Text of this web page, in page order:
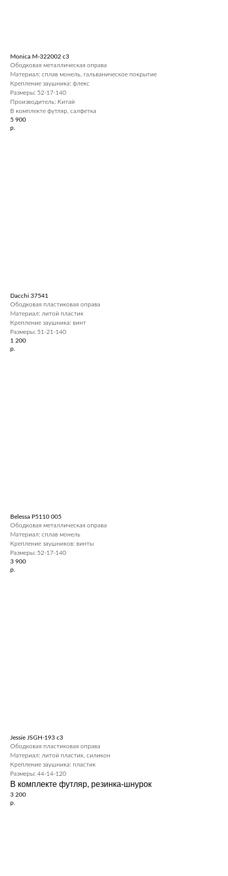
Monica M-322002 с3
Ободковая металлическая оправа
Материал: сплав монель, гальваническое покрытие
Крепление заушника: флекс
Размеры: 52-17-140
Производитель: Китай
В комплекте футляр, салфетка
5 900
р.
Dacchi 37541
Ободковая пластиковая оправа
Материал: литой пластик
Крепление заушника: винт
Размеры: 51-21-140
1 200
р.
Belessa P5110 005
Ободковая металлическая оправа
Материал: сплав монель
Крепление заушников: винты
Размеры: 52-17-140
3 900
р.
Jessie JSGH-193 c3
Ободковая пластиковая оправа
Материал: литой пластик, силикон
Крепление заушника: пластик
Размеры: 44-14-120
В комплекте футляр, резинка-шнурок
3 200
р.